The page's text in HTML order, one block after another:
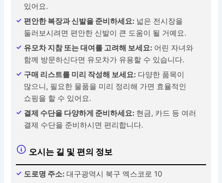
있어요.
편안한 복장과 신발을 준비하세요: 넓은 전시장을
둘러보시려면 편안한 신발이 큰 도움이 될 거예요.
유모차 지참 또는 대여를 고려해 보세요: 어린 자녀와
함께 방문하신다면 유모차가 유용할 수 있습니다.
구매 리스트를 미리 작성해 보세요: 다양한 품목이
많으니, 필요한 물품을 미리 정리해 가면 효율적인
쇼핑을 할 수 있어요.
결제 수단을 다양하게 준비하세요: 현금, 카드 등 여러
결제 수단을 준비하시면 편리합니다.
오시는 길 및 편의 정보
도로명 주소: 대구광역시 북구 엑스코로 10